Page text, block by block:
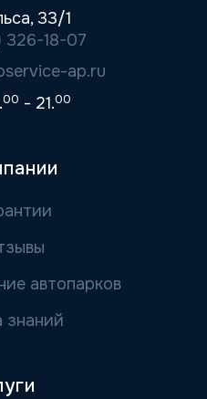
33/1
326-18-07
ap.ru
00 - 21.00
автопарков
знаний